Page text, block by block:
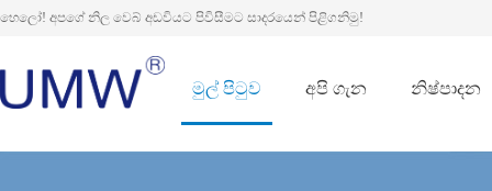
හෙලෝ! අපගේ නිල වෙබ් අඩවියට පිවිසීමට සාදරයෙන් පිළිගනිමු!
මුල් පිටුව අපි ගැන නිෂ්පාදන